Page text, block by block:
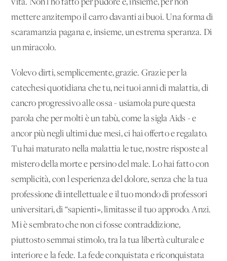
vita. Non l'ho fatto per pudore e, insieme, per non
mettere anzitempo il carro davanti ai buoi. Una forma di
scaramanzia pagana e, insieme, un'estrema speranza. Di
un miracolo.
Volevo dirti, semplicemente, grazie. Grazie per la
catechesi quotidiana che tu, nei tuoi anni di malattia, di
cancro progressivo alle ossa - usiamola pure questa
parola che per molti è un tabù, come la sigla Aids - e
ancor più negli ultimi due mesi, ci hai offerto e regalato.
Tu hai maturato nella malattia le tue, nostre risposte al
mistero della morte e persino del male. Lo hai fatto con
semplicità, con l'esperienza del dolore, senza che la tua
professione di intellettuale e il tuo mondo di professori
universitari, di “sapienti», limitasse il tuo approdo. Anzi.
Mi è sembrato che non ci fosse contraddizione,
piuttosto semmai stimolo, tra la tua libertà culturale e
interiore e la fede. La fede conquistata e riconquistata